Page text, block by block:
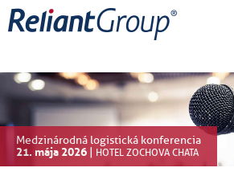
Medzinárodná logistická konferencia
21. mája 2026 | HOTEL ZOCHOVA CHATA